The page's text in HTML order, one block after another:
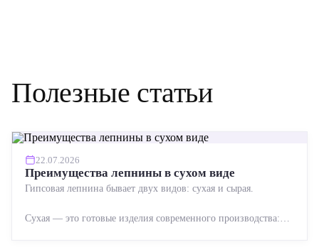
Полезные статьи
22.07.2026
Преимущества лепнины в сухом виде
Гипсовая лепнина бывает двух видов: сухая и сырая.
Сухая — это готовые изделия современного производства: